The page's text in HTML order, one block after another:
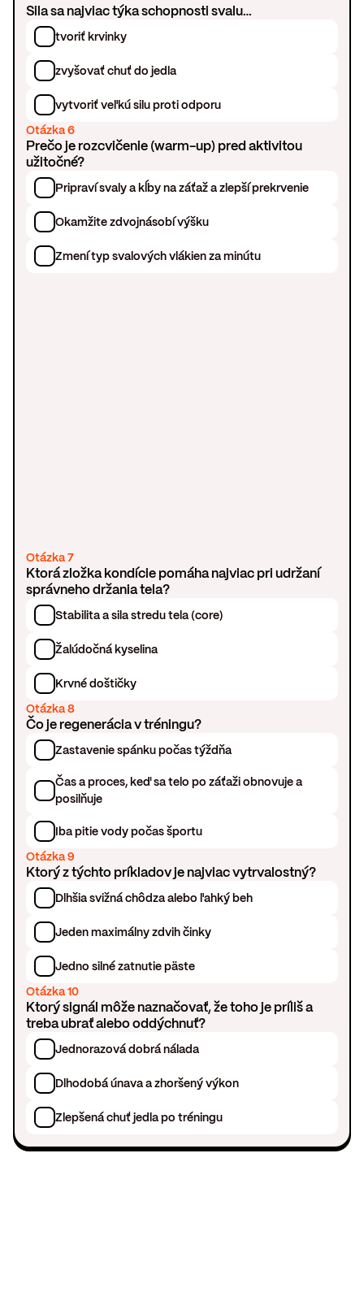
Sila sa najviac týka schopnosti svalu…
tvoriť krvinky
zvyšovať chuť do jedla
vytvoriť veľkú silu proti odporu
Otázka 6
Prečo je rozcvičenie (warm-up) pred aktivitou
užitočné?
Pripraví svaly a kĺby na záťaž a zlepší prekrvenie
Okamžite zdvojnásobí výšku
Zmení typ svalových vlákien za minútu
Otázka 7
Ktorá zložka kondície pomáha najviac pri udržaní
správneho držania tela?
Stabilita a sila stredu tela (core)
Žalúdočná kyselina
Krvné doštičky
Otázka 8
Čo je regenerácia v tréningu?
Zastavenie spánku počas týždňa
Čas a proces, keď sa telo po záťaži obnovuje a
posilňuje
Iba pitie vody počas športu
Otázka 9
Ktorý z týchto príkladov je najviac vytrvalostný?
Dlhšia svižná chôdza alebo ľahký beh
Jeden maximálny zdvih činky
Jedno silné zatnutie päste
Otázka 10
Ktorý signál môže naznačovať, že toho je príliš a
treba ubrať alebo oddýchnuť?
Jednorazová dobrá nálada
Dlhodobá únava a zhoršený výkon
Zlepšená chuť jedla po tréningu